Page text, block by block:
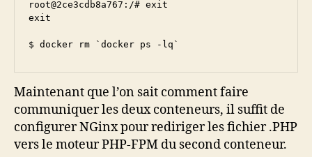
root@2ce3cdb8a767:/# exit
exit
Maintenant que l’on sait comment faire
communiquer les deux conteneurs, il suffit de
configurer NGinx pour rediriger les fichier .PHP
vers le moteur PHP-FPM du second conteneur.